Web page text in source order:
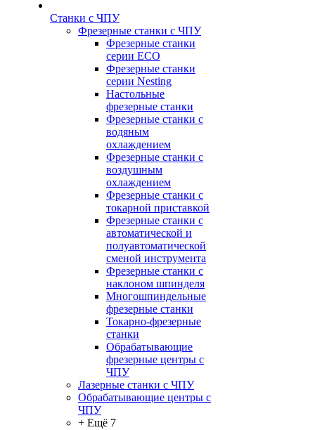
Станки с ЧПУ
Фрезерные станки с ЧПУ
Фрезерные станки
серии ECO
Фрезерные станки
серии Nesting
Настольные
фрезерные станки
Фрезерные станки с
водяным
охлаждением
Фрезерные станки с
воздушным
охлаждением
Фрезерные станки с
токарной приставкой
Фрезерные станки с
автоматической и
полуавтоматической
сменой инструмента
Фрезерные станки с
наклоном шпинделя
Многошпиндельные
фрезерные станки
Токарно-фрезерные
станки
Обрабатывающие
фрезерные центры с
ЧПУ
Лазерные станки с ЧПУ
Обрабатывающие центры с
ЧПУ
+ Ещё 7